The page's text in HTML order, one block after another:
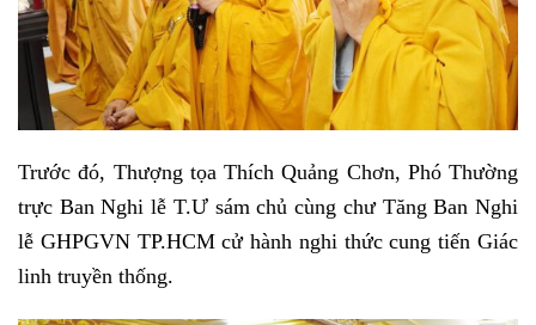
Trước đó, Thượng tọa Thích Quảng Chơn, Phó Thường
trực Ban Nghi lễ T.Ư sám chủ cùng chư Tăng Ban Nghi
lễ GHPGVN TP.HCM cử hành nghi thức cung tiến Giác
linh truyền thống.